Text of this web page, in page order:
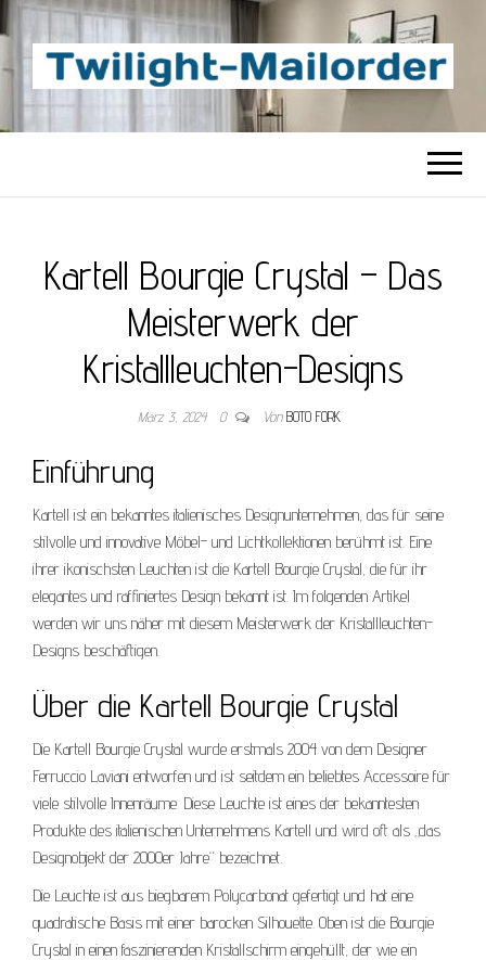
TWILIGHT-
MAILORDER
Beste Content-Sharing-Site
Kartell Bourgie Crystal – Das
Meisterwerk der
Kristallleuchten-Designs
März 3, 2024 0 Von BOTO FORK
Einführung
Kartell ist ein bekanntes italienisches Designunternehmen, das für seine
stilvolle und innovative Möbel- und Lichtkollektionen berühmt ist. Eine
ihrer ikonischsten Leuchten ist die Kartell Bourgie Crystal, die für ihr
elegantes und raffiniertes Design bekannt ist. Im folgenden Artikel
werden wir uns näher mit diesem Meisterwerk der Kristallleuchten-
Designs beschäftigen.
Über die Kartell Bourgie Crystal
Die Kartell Bourgie Crystal wurde erstmals 2004 von dem Designer
Ferruccio Laviani entworfen und ist seitdem ein beliebtes Accessoire für
viele stilvolle Innenräume. Diese Leuchte ist eines der bekanntesten
Produkte des italienischen Unternehmens Kartell und wird oft als „das
Designobjekt der 2000er Jahre“ bezeichnet.
Die Leuchte ist aus biegbarem Polycarbonat gefertigt und hat eine
quadratische Basis mit einer barocken Silhouette. Oben ist die Bourgie
Crystal in einen faszinierenden Kristallschirm eingehüllt, der wie ein